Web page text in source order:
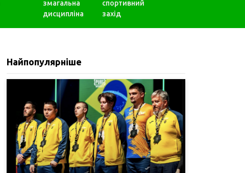
змагальна
дисципліна
спортивний
захід
Найпопулярніше